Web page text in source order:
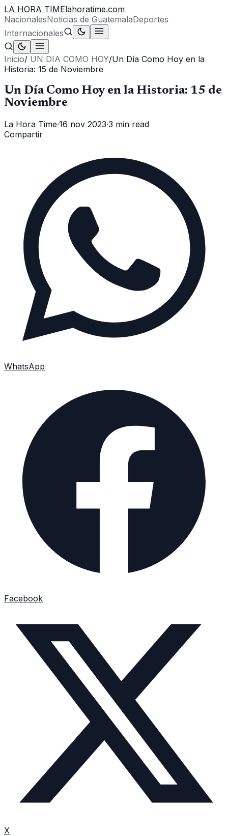
LA HORA TIMElahoratime.com
NacionalesNoticias de GuatemalaDeportes
Internacionales
Inicio/ UN DIA COMO HOY/Un Día Como Hoy en la
Historia: 15 de Noviembre
Un Día Como Hoy en la Historia: 15 de
Noviembre
La Hora Time·16 nov 2023·3 min read
Compartir
WhatsApp
Facebook
X